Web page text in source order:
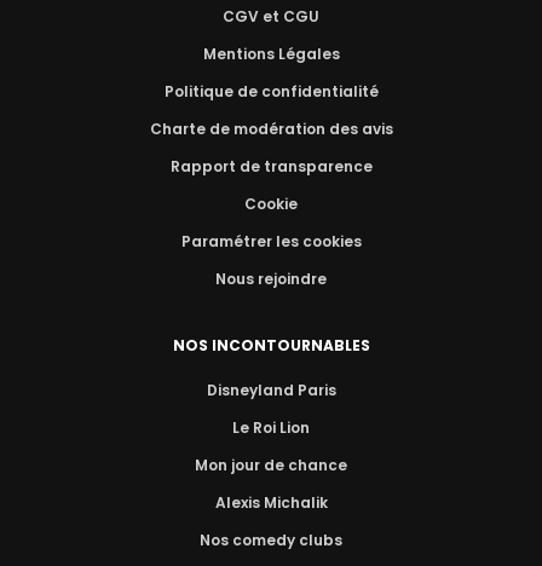
CGV et CGU
Mentions Légales
Politique de confidentialité
Charte de modération des avis
Rapport de transparence
Cookie
Paramétrer les cookies
Nous rejoindre
NOS INCONTOURNABLES
Disneyland Paris
Le Roi Lion
Mon jour de chance
Alexis Michalik
Nos comedy clubs